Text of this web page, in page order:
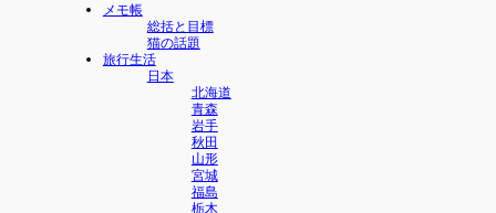
メモ帳
総括と目標
猫の話題
旅行生活
日本
北海道
青森
岩手
秋田
山形
宮城
福島
栃木